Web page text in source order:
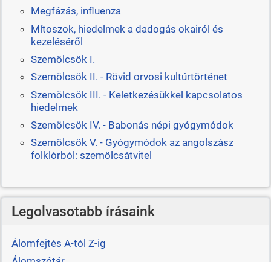
Megfázás, influenza
Mítoszok, hiedelmek a dadogás okairól és
kezeléséről
Szemölcsök I.
Szemölcsök II. - Rövid orvosi kultúrtörténet
Szemölcsök III. - Keletkezésükkel kapcsolatos
hiedelmek
Szemölcsök IV. - Babonás népi gyógymódok
Szemölcsök V. - Gyógymódok az angolszász
folklórból: szemölcsátvitel
Legolvasotabb írásaink
Álomfejtés A-tól Z-ig